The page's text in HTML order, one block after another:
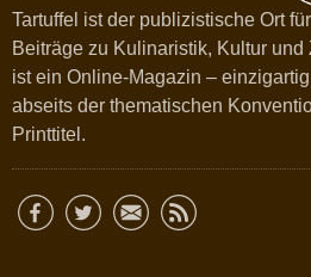
Tartuffel ist der publizistische Ort
Beiträge zu Kulinaristik, Kultur und
ist ein Online-Magazin –
abseits der thematischen
Printtitel.